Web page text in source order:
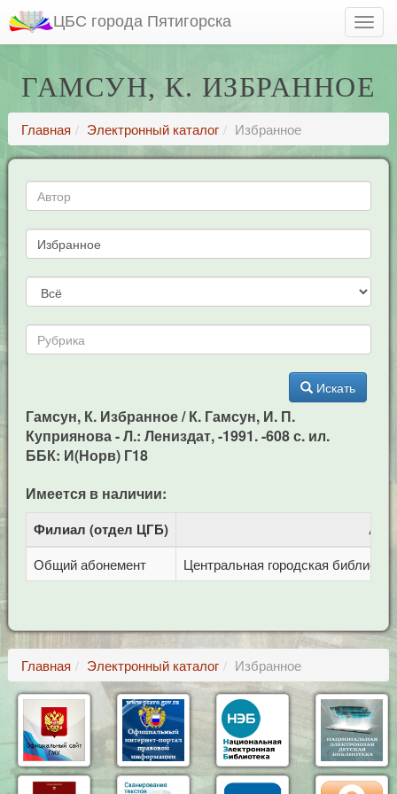
ЦБС города Пятигорска
ГАМСУН, К. ИЗБРАННОЕ
Главная Электронный каталог Избранное
Искать
Гамсун, К. Избранное / К. Гамсун, И. П.
Куприянова - Л.: Лениздат, -1991. -608 с. ил.
ББК: И(Норв) Г18
Имеется в наличии:
Филиал (отдел ЦГБ)
Общий абонемент Центральная городская
Главная Электронный каталог Избранное